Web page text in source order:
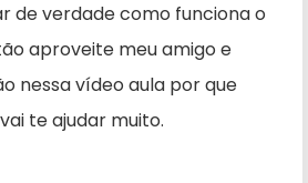
de verdade como funciona o
aproveite meu amigo e
nessa vídeo aula por que
te ajudar muito.